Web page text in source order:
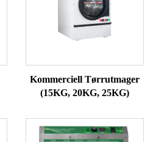
Kommerciell Tørrutmager
(15KG, 20KG, 25KG)